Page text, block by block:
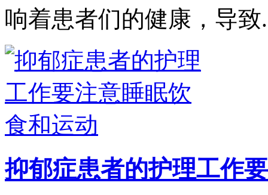
响着患者们的健康，导
抑郁症患者的护理工作